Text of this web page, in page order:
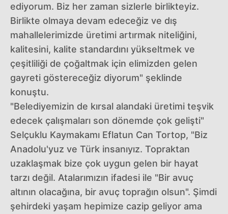
ediyorum. Biz her zaman sizlerle birlikteyiz.
Birlikte olmaya devam edeceğiz ve dış
mahallelerimizde üretimi artırmak niteliğini,
kalitesini, kalite standardını yükseltmek ve
çeşitliliği de çoğaltmak için elimizden gelen
gayreti göstereceğiz diyorum" şeklinde
konuştu.
"Belediyemizin de kırsal alandaki üretimi teşvik
edecek çalışmaları son dönemde çok gelişti"
Selçuklu Kaymakamı Eflatun Can Tortop, "Biz
Anadolu'yuz ve Türk insanıyız. Topraktan
uzaklaşmak bize çok uygun gelen bir hayat
tarzı değil. Atalarımızın ifadesi ile "Bir avuç
altının olacağına, bir avuç toprağın olsun". Şimdi
şehirdeki yaşam hepimize cazip geliyor ama